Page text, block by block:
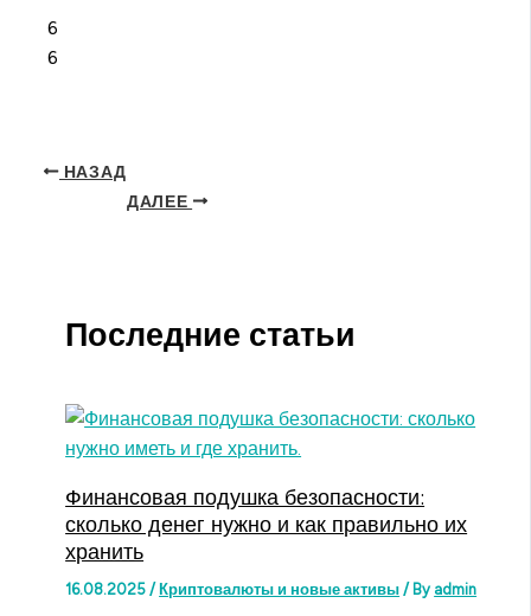
6
6
НАЗАД
ДАЛЕЕ
Последние статьи
Финансовая подушка безопасности:
сколько денег нужно и как правильно их
хранить
16.08.2025/ Криптовалюты и новые активы / By admin